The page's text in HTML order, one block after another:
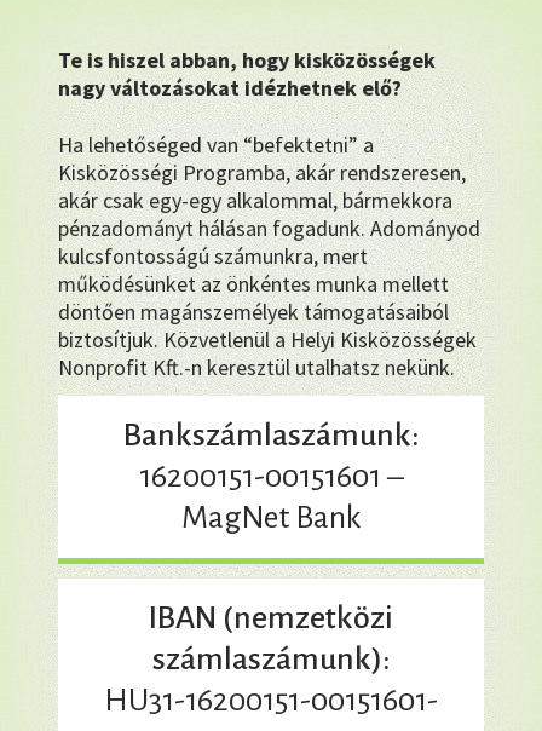
Te is hiszel abban, hogy kisközösségek
nagy változásokat idézhetnek elő?
Ha lehetőséged van “befektetni” a
Kisközösségi Programba, akár rendszeresen,
akár csak egy-egy alkalommal, bármekkora
pénzadományt hálásan fogadunk. Adományod
kulcsfontosságú számunkra, mert
működésünket az önkéntes munka mellett
döntően magánszemélyek támogatásaiból
biztosítjuk. Közvetlenül a Helyi Kisközösségek
Nonprofit Kft.-n keresztül utalhatsz nekünk.
Bankszámlaszámunk:
16200151-00151601 –
MagNet Bank
IBAN (nemzetközi
számlaszámunk):
HU31-16200151-00151601-